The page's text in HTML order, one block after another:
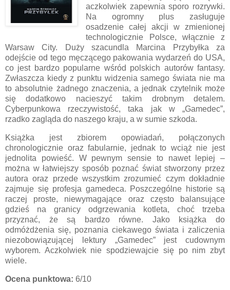
aczkolwiek zapewnia sporo rozrywki.
Na ogromny plus zasługuje
osadzenie całej akcji w zmienionej
technologicznie Polsce, włącznie z
Warsaw City. Duży szacundla Marcina Przybyłka za
odejście od tego męczącego pakowania wydarzeń do USA,
co jest bardzo popularne wśród polskich autorów fantasy.
Zwłaszcza kiedy z punktu widzenia samego świata nie ma
to absolutnie żadnego znaczenia, a jednak czytelnik może
się dodatkowo nacieszyć takim drobnym detalem.
Cyberpunkowa rzeczywistość, taka jak w „Gamedec”,
rzadko zagląda do naszego kraju, a w sumie szkoda.
Książka jest zbiorem opowiadań, połączonych
chronologicznie oraz fabularnie, jednak to wciąż nie jest
jednolita powieść. W pewnym sensie to nawet lepiej –
można w łatwiejszy sposób poznać świat stworzony przez
autora oraz przede wszystkim zrozumieć czym dokładnie
zajmuje się profesja gamedeca. Poszczególne historie są
raczej proste, niewymagające oraz często balansujące
gdzieś na granicy odgrzewania kotleta, choć trzeba
przyznać, że są bardzo równe. Jako książka do
odmóżdżenia się, poznania ciekawego świata i zaliczenia
niezobowiązującej lektury „Gamedec” jest cudownym
wyborem. Aczkolwiek nie spodziewajcie się po nim zbyt
wiele.
Ocena punktowa: 6/10